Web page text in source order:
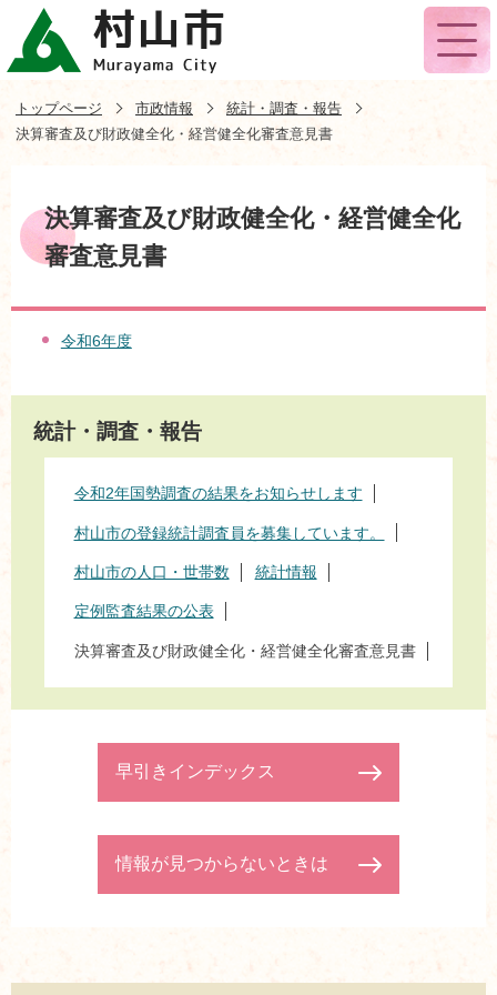
トップページ 市政情報
統計・調査・報告
決算審査及び財政健全化・経営健全化審査意見書
決算審査及び財政健全化・経営健全化
審査意見書
令和6年度
統計・調査・報告
令和2年国勢調査の結果をお知らせします
村山市の登録統計調査員を募集しています。
村山市の人口・世帯数 統計情報
定例監査結果の公表
決算審査及び財政健全化・経営健全化審査意見書
早引きインデックス
情報が見つからないときは